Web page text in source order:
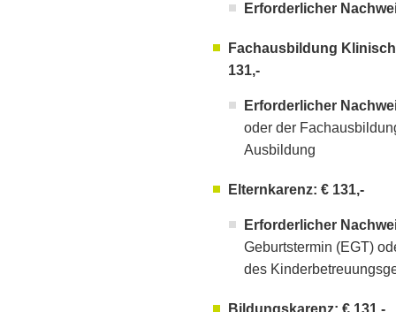
Erforderlicher
Fachausbildung
131,-
Erforderlicher
oder der
Ausbildung
Elternkarenz: € 131,-
Erforderlicher
Geburtstermin (EGT)
des
Bildungskarenz: € 131,-